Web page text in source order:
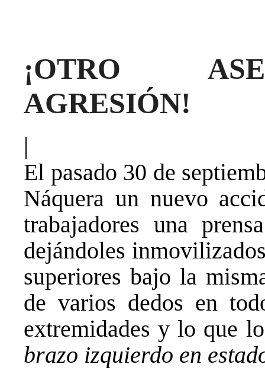
¡OTRO
AGRESIÓN!
|
El pasado 30 de
Náquera un nuevo
trabajadores una
dejándoles
superiores bajo la
de varios dedos en
extremidades y lo que
brazo izquierdo en